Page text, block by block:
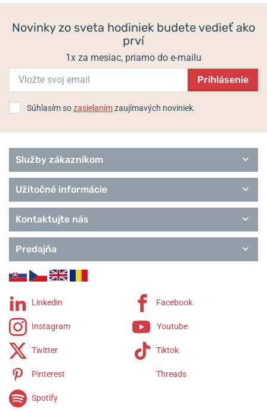
Diva
Executive
Pilot
Urbane
Remienky Davosa
Novinky zo sveta hodiniek budete vedieť ako
prví
1x za mesiac, priamo do e-mailu
Prihlásenie
Súhlasím sozasielanímzaujímavých noviniek.
Služby zákazníkom
Užitočné informácie
Kontaktujte nás
Predajňa
Linkedin Facebook
Instagram Youtube
Twitter Tiktok
Pinterest Threads
Spotify